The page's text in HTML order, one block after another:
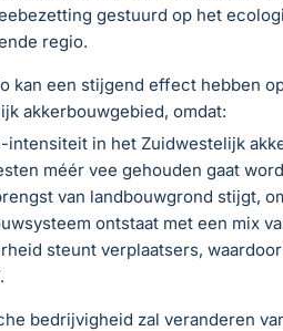
gestuurd op het
regio.
kan een stijgend effect hebben
akkerbouwgebied, omdat:
intensiteit in het Zuidwestelijk
méér vee gehouden gaat
van landbouwgrond stijgt,
ontstaat met een mix
steunt verplaatsers,
bedrijvigheid zal veranderen